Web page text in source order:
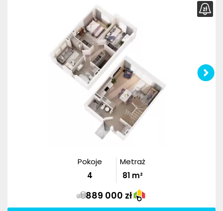
Pokoje
4
Metraż
81 m²
889 000 zł